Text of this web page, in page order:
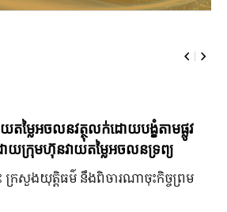
កូនស្រីឧបនាយករដ្ឋមន្រ្តី អូន
ន​ឆ្នាំ​ពេលនេះ កូនកំលោះ ឡាំ ជុងហាវ កូន
រី​ឧបនាយករដ្ឋមន្ត្រី អូន ព័ន្ធមុនីរ័ត្ន